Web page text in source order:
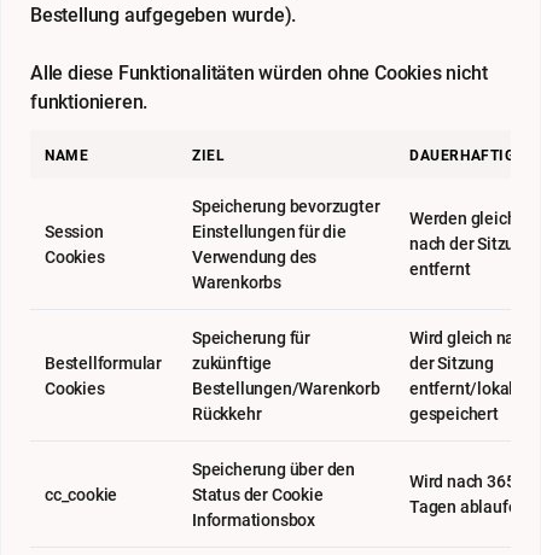
Bestellung aufgegeben wurde).
Alle diese Funktionalitäten würden ohne Cookies nicht
funktionieren.
NAME ZIEL
Session
Cookies
Speicherung bevorzugter
Einstellungen für die
Verwendung des
Warenkorbs
Werden gleich
nach der Sitzung
entfernt
Bestellformular
Cookies
Speicherung für
zukünftige
Bestellungen/Warenkorb
Rückkehr
Wird gleich nach
der Sitzung
entfernt/lokal
gespeichert
cc_cookie
Speicherung über den
Status der Cookie
Informationsbox
Wird nach 365
Tagen ablaufen